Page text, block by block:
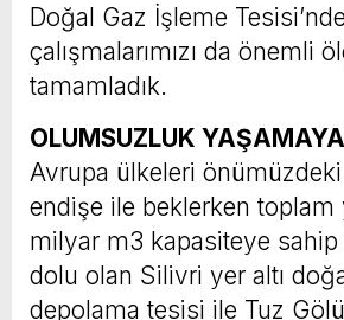
Doğal Gaz İşleme
çalışmalarımızı da önemli
tamamladık.
OLUMSUZLUK
Avrupa ülkeleri önümüzdeki
endişe ile beklerken toplam
milyar m3 kapasiteye
dolu olan Silivri yer altı
depolama tesisi ile Tuz